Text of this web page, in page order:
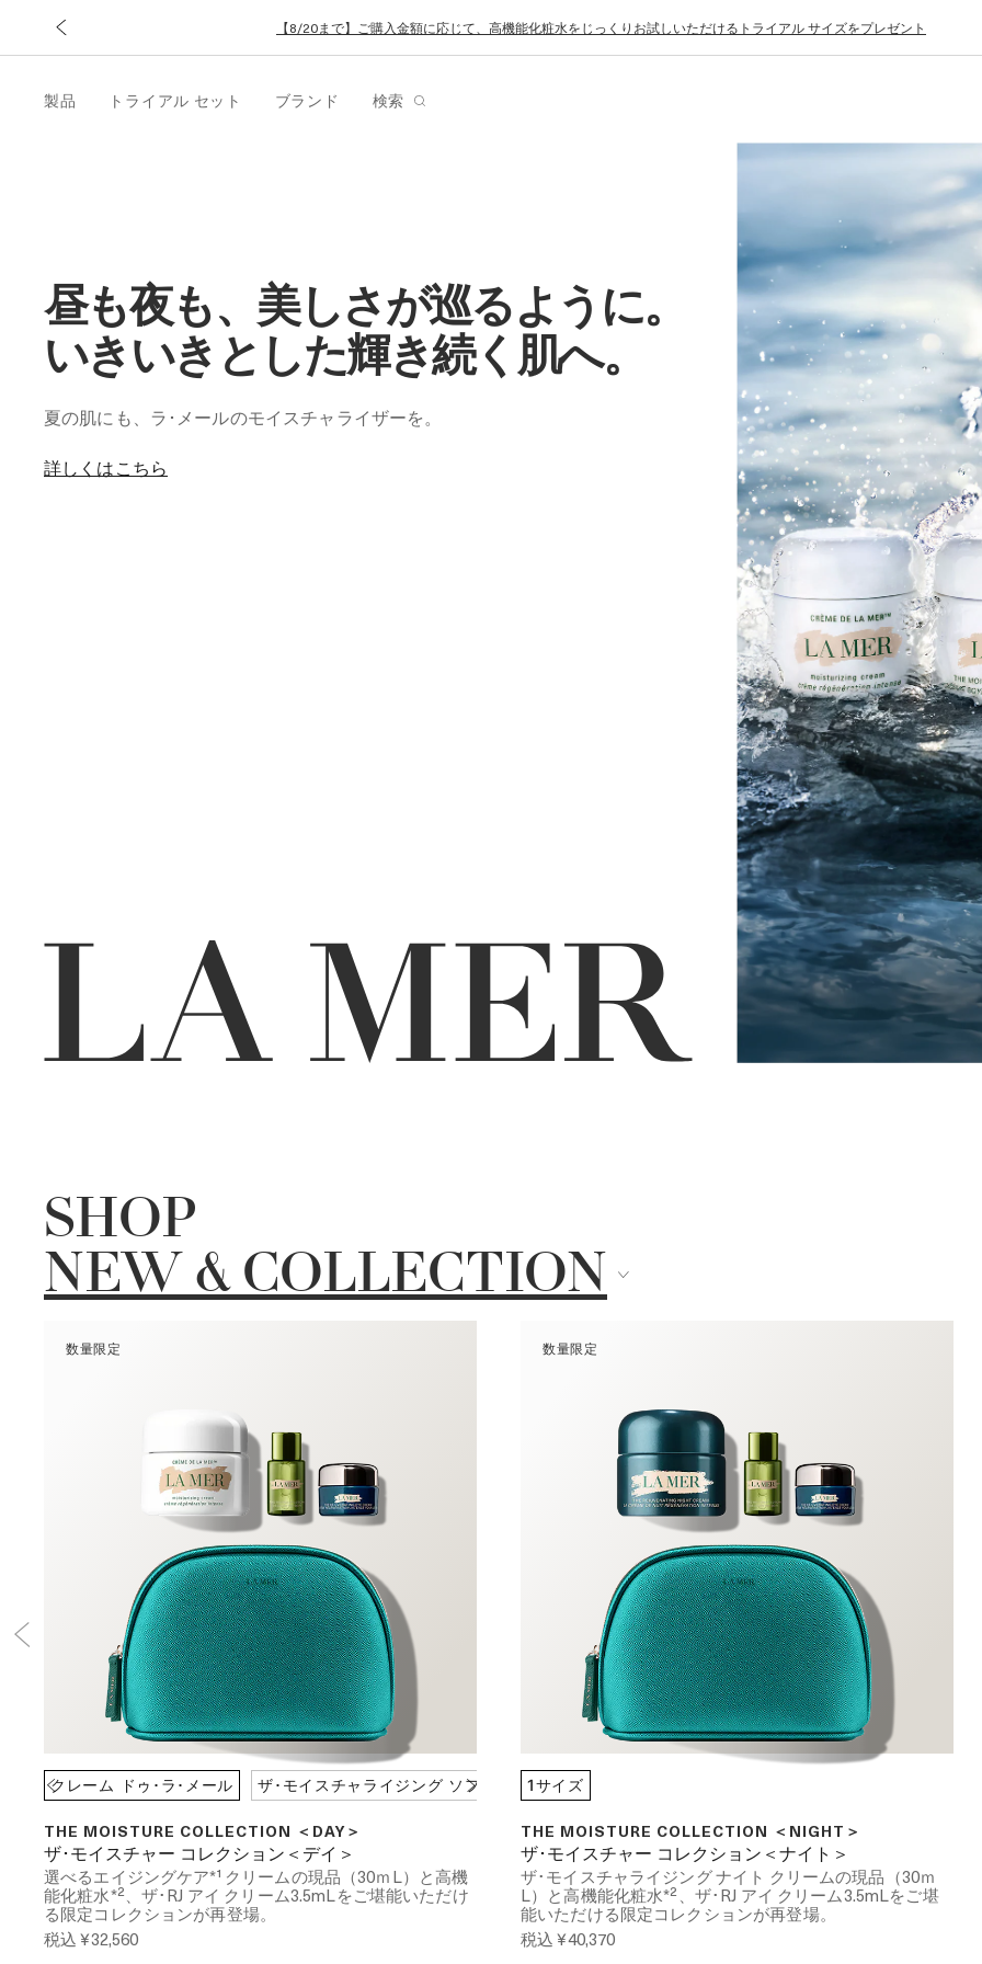
【8/20まで】ご購入金額に応じて、高機能化粧水をじっくりお試しいただけるトライアル サイズをプレゼント
製品 トライアル セット ブランド 検索
昼も夜も、美しさが巡るように。
いきいきとした輝き続く肌へ。
夏の肌にも、ラ･メールのモイスチャライザーを。
詳しくはこちら
SHOP
NEW & COLLECTION
数量限定
クレーム ドゥ･ラ･メール ザ･モイスチャライジング ソフト クリーム
THE MOISTURE COLLECTION ＜DAY＞
ザ･モイスチャー コレクション＜デイ＞
選べるエイジングケア*¹ クリームの現品（30ｍL）と高機
能化粧水*²、ザ･RJ アイ クリーム3.5mLをご堪能いただけ
る限定コレクションが再登場。
税込¥32,560
数量限定
1サイズ
THE MOISTURE COLLECTION ＜NIGHT＞
ザ･モイスチャー コレクション＜ナイト＞
ザ･モイスチャライジング ナイト クリームの現品（30ｍ
L）と高機能化粧水*²、ザ･RJ アイ クリーム3.5mLをご堪
能いただける限定コレクションが再登場。
税込¥40,370